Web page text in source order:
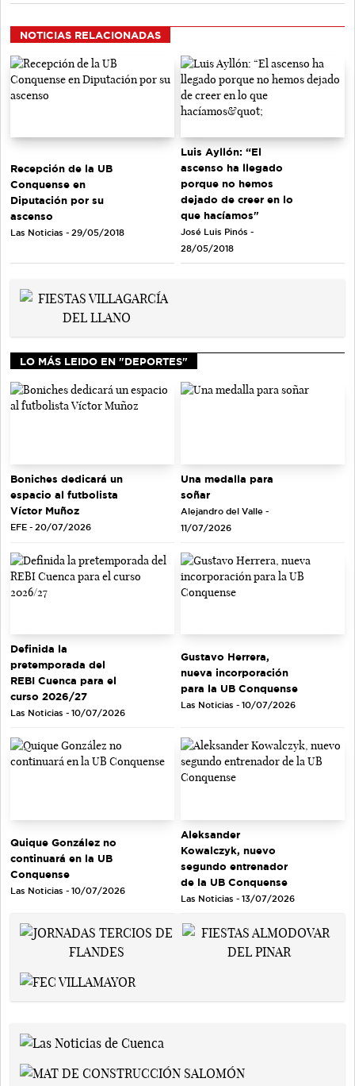
NOTICIAS RELACIONADAS
Recepción de la UB
Conquense en
Diputación por su
ascenso
Las Noticias - 29/05/2018
Luis Ayllón: “El
ascenso ha llegado
porque no hemos
dejado de creer en lo
que hacíamos"
José Luis Pinós -
28/05/2018
LO MÁS LEIDO EN "DEPORTES"
Boniches dedicará un
espacio al futbolista
Víctor Muñoz
EFE - 20/07/2026
Una medalla para
soñar
Alejandro del Valle -
11/07/2026
Definida la
pretemporada del
REBI Cuenca para el
curso 2026/27
Las Noticias - 10/07/2026
Gustavo Herrera,
nueva incorporación
para la UB Conquense
Las Noticias - 10/07/2026
Quique González no
continuará en la UB
Conquense
Las Noticias - 10/07/2026
Aleksander
Kowalczyk, nuevo
segundo entrenador
de la UB Conquense
Las Noticias - 13/07/2026